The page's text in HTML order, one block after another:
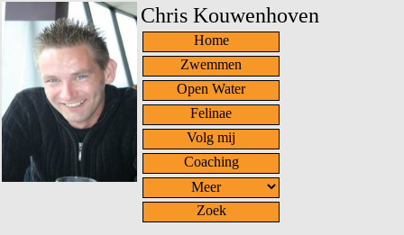
Chris Kouwenhoven
Home
Zwemmen
Open Water
Felinae
Volg mij
Coaching
Zoek